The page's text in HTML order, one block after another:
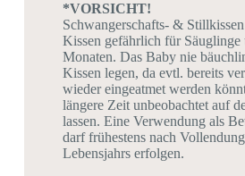
*VORSICHT!
Schwangerschafts- &
Kissen gefährlich für Säuglinge
Monaten. Das Baby nie
Kissen legen, da evtl. bereits
wieder eingeatmet werden
längere Zeit unbeobachtet auf
lassen. Eine Verwendung als
darf frühestens nach
Lebensjahrs erfolgen.